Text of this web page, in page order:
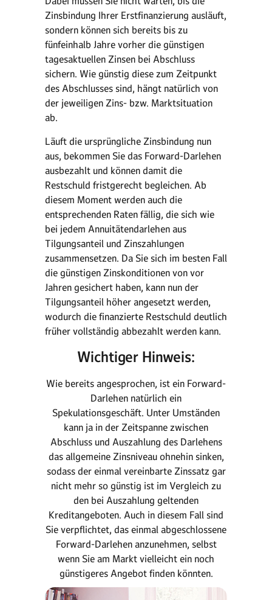
Zinsbindung Ihrer Erstfinanzierung ausläuft,
sondern können sich bereits bis zu
fünfeinhalb Jahre vorher die günstigen
tagesaktuellen Zinsen bei Abschluss
sichern. Wie günstig diese zum Zeitpunkt
des Abschlusses sind, hängt natürlich von
der jeweiligen Zins- bzw. Marktsituation
ab.
Läuft die ursprüngliche Zinsbindung nun
aus, bekommen Sie das Forward-Darlehen
ausbezahlt und können damit die
Restschuld fristgerecht begleichen. Ab
diesem Moment werden auch die
entsprechenden Raten fällig, die sich wie
bei jedem Annuitätendarlehen aus
Tilgungsanteil und Zinszahlungen
zusammensetzen. Da Sie sich im besten Fall
die günstigen Zinskonditionen von vor
Jahren gesichert haben, kann nun der
Tilgungsanteil höher angesetzt werden,
wodurch die finanzierte Restschuld deutlich
früher vollständig abbezahlt werden kann.
Wichtiger Hinweis:
Wie bereits angesprochen, ist ein Forward-
Darlehen natürlich ein
Spekulationsgeschäft. Unter Umständen
kann ja in der Zeitspanne zwischen
Abschluss und Auszahlung des Darlehens
das allgemeine Zinsniveau ohnehin sinken,
sodass der einmal vereinbarte Zinssatz gar
nicht mehr so günstig ist im Vergleich zu
den bei Auszahlung geltenden
Kreditangeboten. Auch in diesem Fall sind
Sie verpflichtet, das einmal abgeschlossene
Forward-Darlehen anzunehmen, selbst
wenn Sie am Markt vielleicht ein noch
günstigeres Angebot finden könnten.